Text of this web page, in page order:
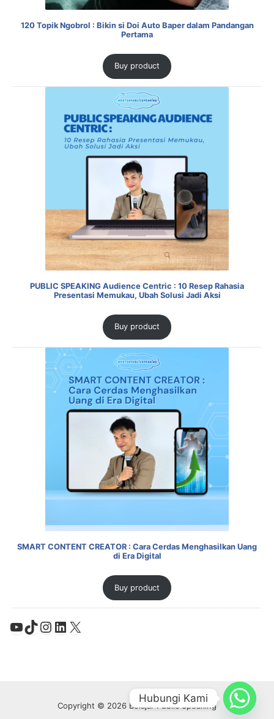
120 Topik Ngobrol : Bikin si Doi Auto Baper dalam Pandangan
Pertama
Buy product
PUBLIC SPEAKING Audience Centric : 10 Resep Rahasia
Presentasi Memukau, Ubah Solusi Jadi Aksi
Buy product
SMART CONTENT CREATOR : Cara Cerdas Menghasilkan Uang
di Era Digital
Buy product
YouTube
TikTok
Instagram
LinkedIn
X
Copyright © 2026 Belajar Public Speaking
Hubungi Kami